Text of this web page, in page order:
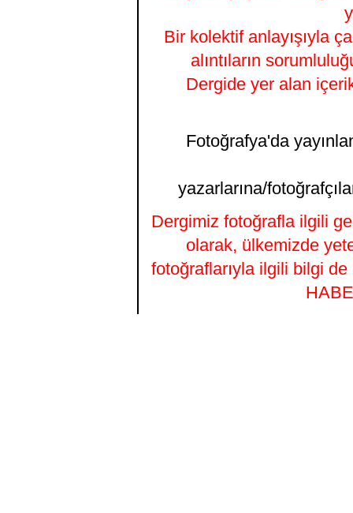
Bir kolektif anlayışıyla
alıntıların
Dergide yer alan
Fotoğrafya'da
yazarlarına/
Dergimiz fotoğrafla ilgili
olarak, ülkemizde
fotoğraflarıyla ilgili bilgi